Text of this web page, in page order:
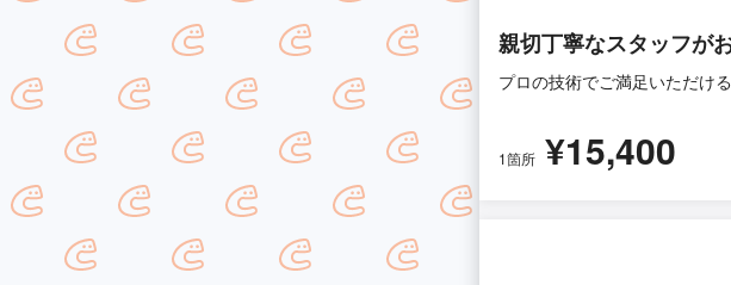
親切丁寧なスタッフが
プロの技術でご満足いただけ
1箇所 ¥15,400